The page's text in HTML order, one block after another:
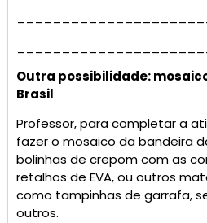
Outra possibilidade:
Brasil
Professor, para completar a
fazer o mosaico da bandeira
bolinhas de crepom com as
retalhos de EVA, ou outros
como tampinhas de garrafa,
outros.